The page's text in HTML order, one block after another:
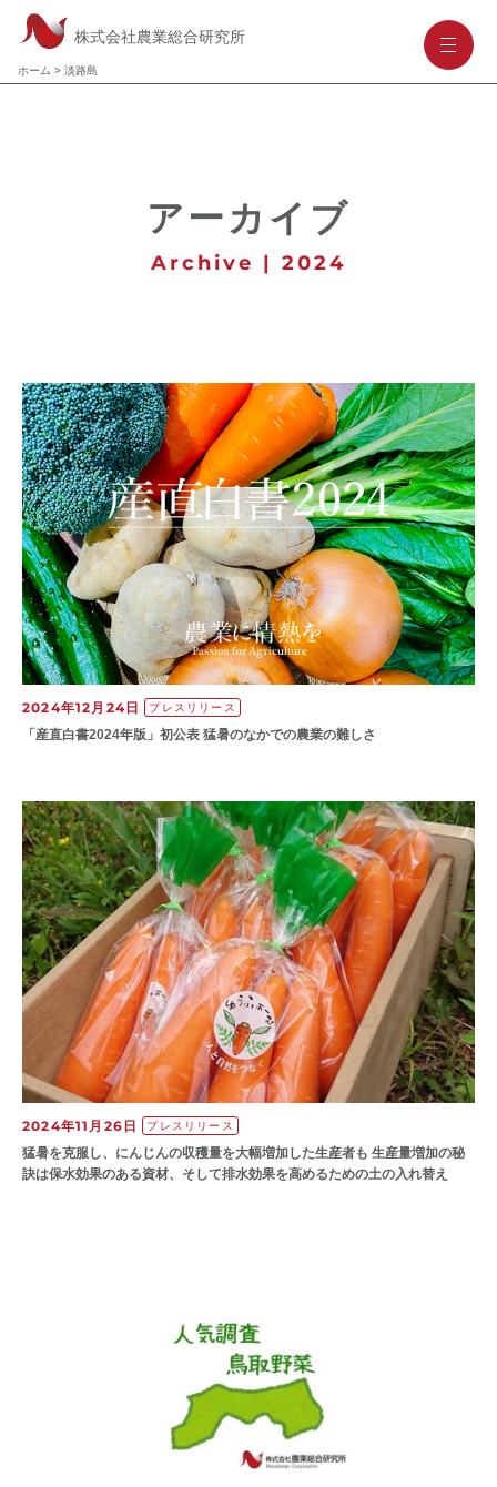
株式会社農業総合研究所
ホーム > 淡路島
--
アーカイブ
Archive | 2024
2024年12月24日 プレスリリース
「産直白書2024年版」初公表 猛暑のなかでの農業の難しさ
2024年11月26日 プレスリリース
猛暑を克服し、にんじんの収穫量を大幅増加した生産者も 生産量増加の秘
訣は保水効果のある資材、そして排水効果を高めるための土の入れ替え